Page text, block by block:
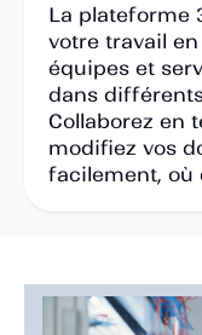
La plateforme
votre travail
équipes et
dans
Collaborez en
modifiez vos
facilement, où